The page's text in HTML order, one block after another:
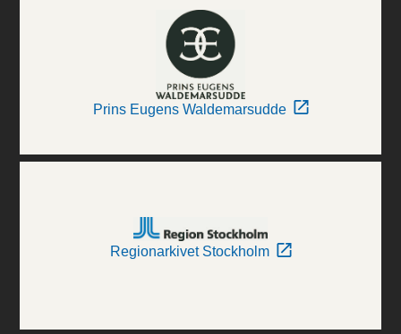
Prins Eugens Waldemarsudde
Regionarkivet Stockholm